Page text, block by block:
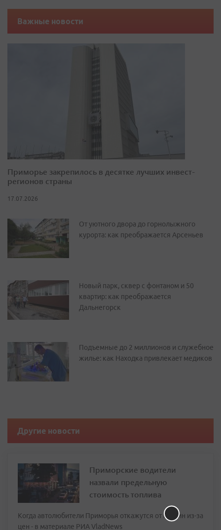
Важные новости
Приморье закрепилось в десятке лучших инвест-
регионов страны
17.07.2026
От уютного двора до горнолыжного
курорта: как преображается Арсеньев
Новый парк, сквер с фонтаном и 50
квартир: как преображается
Дальнегорск
Подъемные до 2 миллионов и служебное
жилье: как Находка привлекает медиков
Другие новости
Приморские водители
назвали предельную
стоимость топлива
Когда автолюбители Приморья откажутся от машин из-за
цен - в материале РИА VladNews